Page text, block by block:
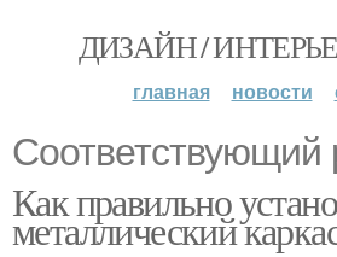
ДИЗАЙН /
главная новости
Соответствующий
Как правильно
металлический